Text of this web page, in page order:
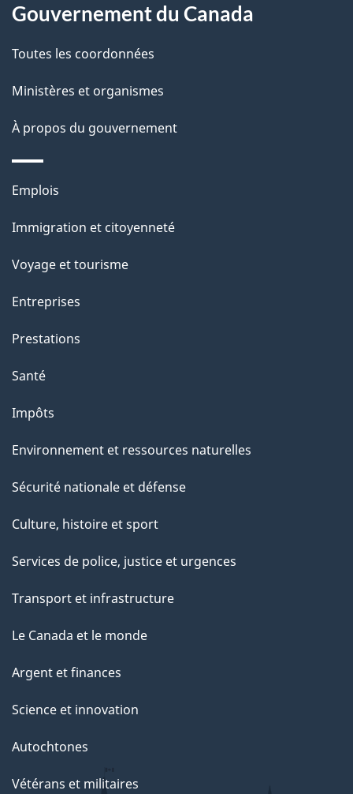
i
l
s
d
e
l
a
p
a
g
e
propos
de
ce
site
Gouvernement du Canada
Toutes les coordonnées
Ministères et organismes
À propos du gouvernement
Thèmes
sujets
Emplois
Immigration et citoyenneté
Voyage et tourisme
Entreprises
Prestations
Santé
Impôts
Environnement et ressources naturelles
Sécurité nationale et défense
Culture, histoire et sport
Services de police, justice et urgences
Transport et infrastructure
Le Canada et le monde
Argent et finances
Science et innovation
Autochtones
Vétérans et militaires